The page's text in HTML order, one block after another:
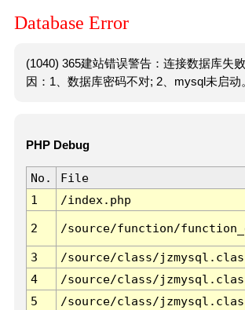
Database Error
(1040) 365建站错误警告：连接数据库失
因：1、数据库密码不对; 2、mysql未启动
PHP Debug
No. File
1
/index.php
2 /source/function/
3 /source/class/
4
/source/class/
5
/source/class/